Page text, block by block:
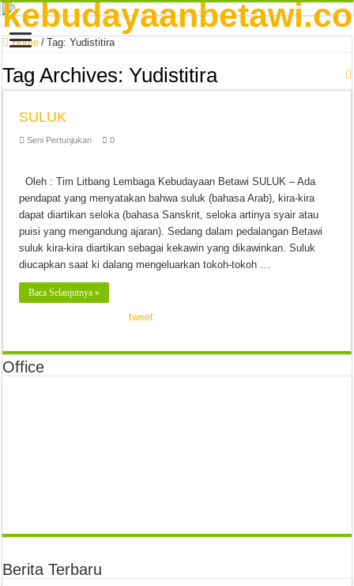
Home / Tag:Yudistitira
Tag Archives:Yudistitira
SULUK
Seni Pertunjukan 0
Oleh : Tim Litbang Lembaga Kebudayaan Betawi SULUK – Ada
pendapat yang menyatakan bahwa suluk (bahasa Arab), kira-kira
dapat diartikan seloka (bahasa Sanskrit, seloka artinya syair atau
puisi yang mengandung ajaran). Sedang dalam pedalangan Betawi
suluk kira-kira diartikan sebagai kekawin yang dikawinkan. Suluk
diucapkan saat ki dalang mengeluarkan tokoh-tokoh …
Baca Selanjutnya »
tweet
Office
Berita Terbaru